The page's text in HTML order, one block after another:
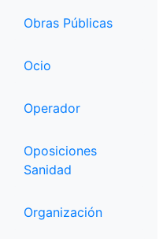
Obras Públicas
Ocio
Operador
Oposiciones
Sanidad
Organización